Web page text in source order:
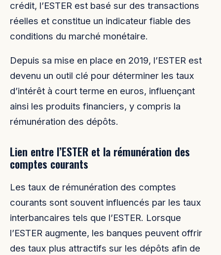
crédit, l’ESTER est basé sur des transactions
réelles et constitue un indicateur fiable des
conditions du marché monétaire.
Depuis sa mise en place en 2019, l’ESTER est
devenu un outil clé pour déterminer les taux
d’intérêt à court terme en euros, influençant
ainsi les produits financiers, y compris la
rémunération des dépôts.
Lien entre l’ESTER et la rémunération des
comptes courants
Les taux de rémunération des comptes
courants sont souvent influencés par les taux
interbancaires tels que l’ESTER. Lorsque
l’ESTER augmente, les banques peuvent offrir
des taux plus attractifs sur les dépôts afin de